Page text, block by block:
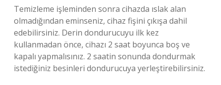
Temizleme işleminden sonra cihazda ıslak alan
olmadığından eminseniz, cihaz fişini çıkışa dahil
edebilirsiniz. Derin dondurucuyu ilk kez
kullanmadan önce, cihazı 2 saat boyunca boş ve
kapalı yapmalısınız. 2 saatin sonunda dondurmak
istediğiniz besinleri dondurucuya yerleştirebilirsiniz.